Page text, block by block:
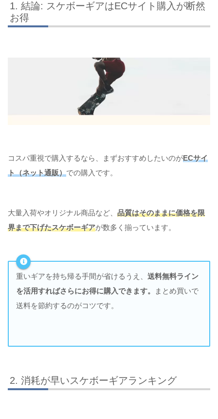
結論: スケボーギアはECサイト購入が断然
お得
コスパ重視で購入するなら、まずおすすめしたいのがECサイ
ト（ネット通販）での購入です。
大量入荷やオリジナル商品など、 品質はそのままに価格を限
界まで下げたスケボーギアが数多く揃っています。
重いギアを持ち帰る手間が省けるうえ、 送料無料ライン
を活用すればさらにお得に購入できます。
まとめ買いで
送料を節約するのがコツです。
消耗が早いスケボーギアランキング